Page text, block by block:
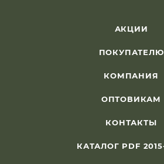
АКЦИИ
ПОКУПАТЕЛЮ
КОМПАНИЯ
ОПТОВИКАМ
КОНТАКТЫ
КАТАЛОГ PDF